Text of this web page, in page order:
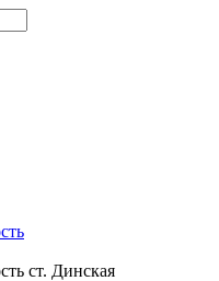
ст. Динская